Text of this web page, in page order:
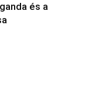
és a